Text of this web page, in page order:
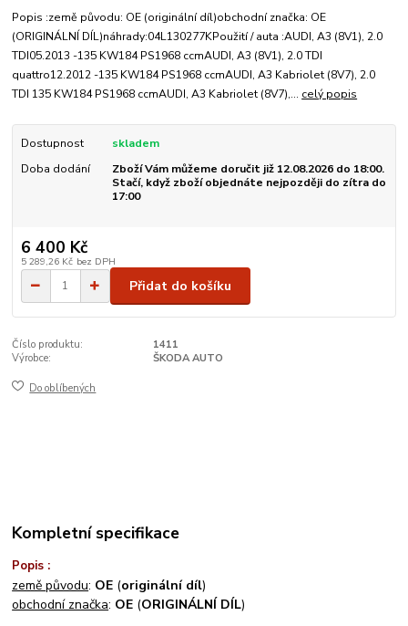
Popis :země původu: OE (originální díl)obchodní značka: OE
(ORIGINÁLNÍ DÍL)náhrady:04L130277KPoužití / auta :AUDI, A3 (8V1), 2.0
TDI05.2013 -135 KW184 PS1968 ccmAUDI, A3 (8V1), 2.0 TDI
quattro12.2012 -135 KW184 PS1968 ccmAUDI, A3 Kabriolet (8V7), 2.0
TDI 135 KW184 PS1968 ccmAUDI, A3 Kabriolet (8V7),... celý popis
Dostupnost
skladem
Doba dodání
Zboží Vám můžeme doručit již 12.08.2026 do 18:00.
Stačí, když zboží objednáte nejpozději do zítra do
17:00
6 400 Kč
5 289,26 Kč bez DPH
Přidat do košíku
Číslo produktu:
1411
Výrobce:
ŠKODA AUTO
Do oblíbených
Kompletní specifikace
Popis :
země původu: OE (originální díl)
obchodní značka: OE (ORIGINÁLNÍ DÍL)